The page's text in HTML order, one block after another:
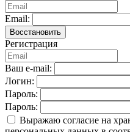
Email:
Восстановить
Регистрация
Ваш e-mail:
Логин:
Пароль:
Пароль:
Выражаю согласие на